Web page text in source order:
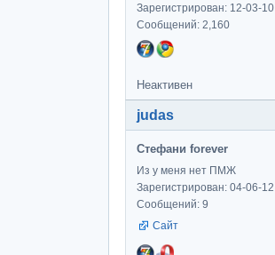
Зарегистрирован: 12-03-10
Сообщений: 2,160
Неактивен
judas
Стефани forever
Из у меня нет ПМЖ
Зарегистрирован: 04-06-12
Сообщений: 9
Сайт